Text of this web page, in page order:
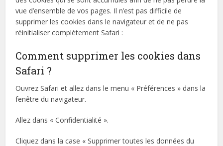
vue d’ensemble de vos pages. Il n’est pas difficile de
supprimer les cookies dans le navigateur et de ne pas
réinitialiser complètement Safari :
Comment supprimer les cookies dans
Safari ?
Ouvrez Safari et allez dans le menu « Préférences » dans la
fenêtre du navigateur.
Allez dans « Confidentialité ».
Cliquez dans la case « Supprimer toutes les données du